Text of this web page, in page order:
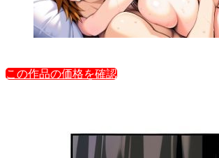
この作品の価格を確認